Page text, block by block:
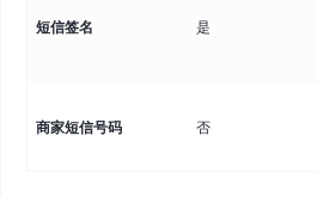
短信签名 是
商家短信号码 否